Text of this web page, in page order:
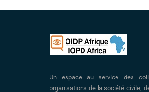
Un espace au service des
organisations de la société civile,